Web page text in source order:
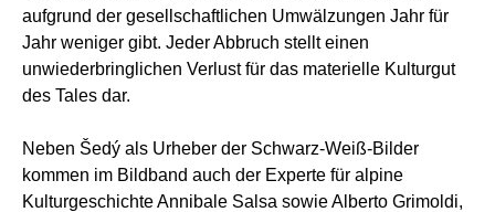
aufgrund der gesellschaftlichen Umwälzungen Jahr für
Jahr weniger gibt. Jeder Abbruch stellt einen
unwiederbringlichen Verlust für das materielle Kulturgut
des Tales dar.
Neben Šedý als Urheber der Schwarz-Weiß-Bilder
kommen im Bildband auch der Experte für alpine
Kulturgeschichte Annibale Salsa sowie Alberto Grimoldi,